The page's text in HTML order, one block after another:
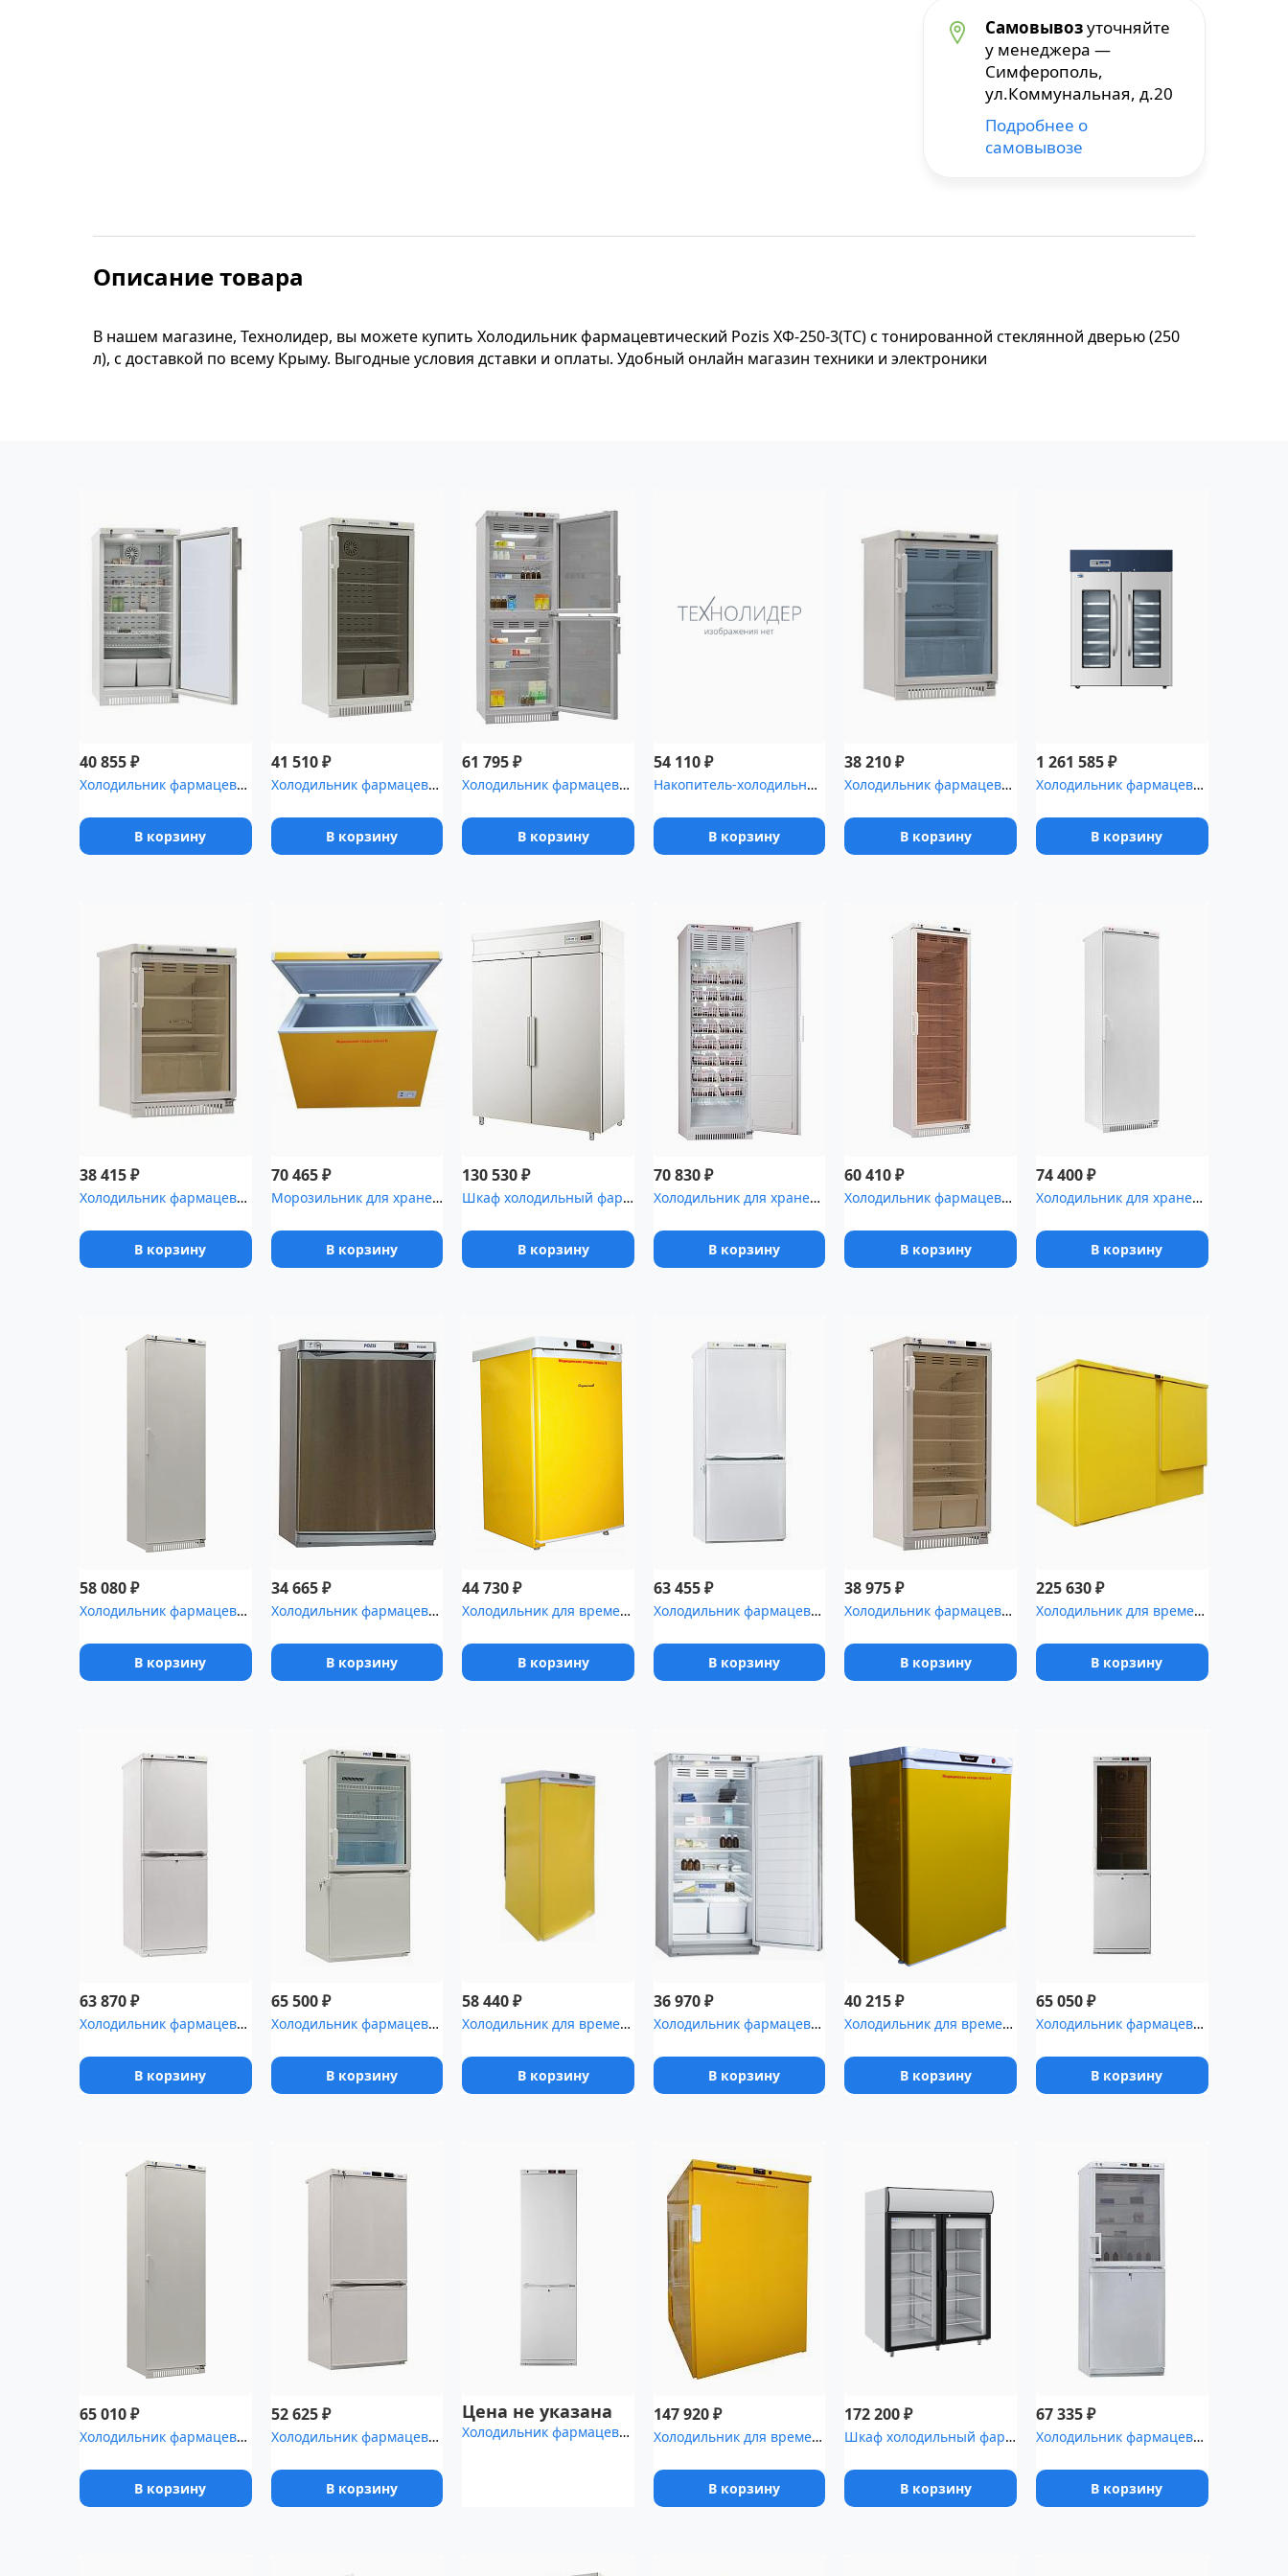
Самовывозуточняйте
у менеджера —
Симферополь,
ул.Коммунальная, д.20
Подробнее о
самовывозе
Описание товара
В нашем магазине, Технолидер, вы можете купить Холодильник фармацевтический Pozis ХФ-250-3(ТС) с тонированной стеклянной дверью (250
л), с доставкой по всему Крыму. Выгодные условия дставки и оплаты. Удобный онлайн магазин техники и электроники
40 855₽
Холодильник фармацевтический Pozis ХФ-250-5 со стеклянной дверью ...
В корзину
41 510₽
Холодильник фармацевтический Pozis ХФ-250-5(ТС) с тонированной ст...
В корзину
61 795₽
Холодильник фармацевтический Pozis ХФД-280(ТС) с тонированными дв...
В корзину
54 110₽
Накопитель-холодильник для временного хранения медицинских отходо...
В корзину
38 210₽
Холодильник фармацевтический POZIS ХФ-140-3
В корзину
1 261 585₽
Холодильник фармацевтический Haier HYC-1378 с металлическими двер...
В корзину
38 415₽
Холодильник фармацевтический POZIS ХФ-140-3(ТС) тонированное стек...
В корзину
70 465₽
Морозильник для хранения медицинских отходов Саратов-601М
В корзину
130 530₽
Шкаф холодильный фармацевтический Polair ШХФ-1,0 с металлической ...
В корзину
70 830₽
Холодильник для хранения крови Pozis ХК-400-1
В корзину
60 410₽
Холодильник фармацевтический Pozis ХФ-400-3 со стеклянной дверью ...
В корзину
74 400₽
Холодильник для хранения крови Pozis ХК-400-2 с металлической две...
В корзину
58 080₽
Холодильник фармацевтический Pozis ХФ-400-2 с металлической дверь...
В корзину
34 665₽
Холодильник фармацевтический Pozis ХФ-140 серебристый
В корзину
44 730₽
Холодильник для временного хранения медицинских отходов Саратов-5...
В корзину
63 455₽
Холодильник фармацевтический Pozis ХЛ-250-1 с металлическими двер...
В корзину
38 975₽
Холодильник фармацевтический Pozis ХФ-250-3 со стеклянной дверью ...
В корзину
225 630₽
Холодильник для временного хранения медицинских отходов Саратов-5...
В корзину
63 870₽
Холодильник фармацевтический двухкамерный POZIS ХФД-280-1 белый д...
В корзину
65 500₽
Холодильник фармацевтический Pozis ХЛ-250-1(ТС) с тонированной с...
В корзину
58 440₽
Холодильник для временного хранения медицинских отходов Саратов-5...
В корзину
36 970₽
Холодильник фармацевтический Pozis ХФ-250-2
В корзину
40 215₽
Холодильник для временного хранения медицинских отходов Саратов-5...
В корзину
65 050₽
Холодильник фармацевтический Pozis ХЛ-340(ТС)
В корзину
65 010₽
Холодильник фармацевтический Pozis ХФ-400-5(ТС) с тонированной ст...
В корзину
52 625₽
Холодильник фармацевтический Pozis ХЛ-250
В корзину
Цена не указана
Холодильник фармацевтический Pozis ХЛ-340
147 920₽
Холодильник для временного хранения медицинских отходов Саратов-5...
В корзину
172 200₽
Шкаф холодильный фармацевтический Polair ШХФ-1,4ДС со стеклянными...
В корзину
67 335₽
Холодильник фармацевтический двухкамерный POZIS ХФД-280-1(ТС) с т...
В корзину
Шуруповерты и электроотвертки
Электролобзики
Электрорубанки